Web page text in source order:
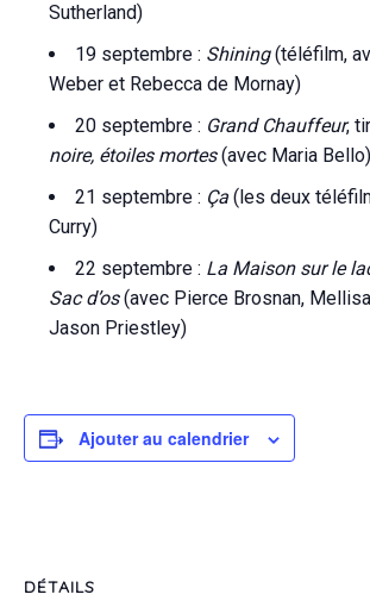
Sutherland)
19 septembre : Shining(téléfilm,
Weber et Rebecca de Mornay)
20 septembre : Grand Chauffeur,
noire, étoiles mortes(avec Maria Bello)
21 septembre : Ça (les deux
Curry)
22 septembre : La Maison sur le
Sac d’os(avec Pierce Brosnan,
Jason Priestley)
Ajouter au calendrier
DÉTAILS